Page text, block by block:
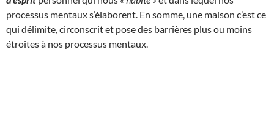
processus mentaux s’élaborent. En somme, une maison c’est ce
qui délimite, circonscrit et pose des barrières plus ou moins
étroites à nos processus mentaux.